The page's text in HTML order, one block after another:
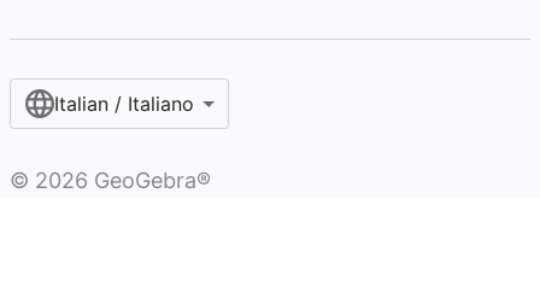
Italian / Italiano‎
© 2026 GeoGebra®